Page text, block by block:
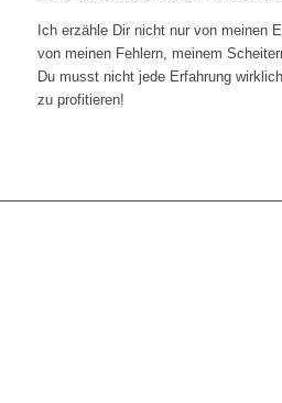
Ich erzähle Dir nicht nur von meinen
von meinen Fehlern, meinem
Du musst nicht jede Erfahrung
zu profitieren!